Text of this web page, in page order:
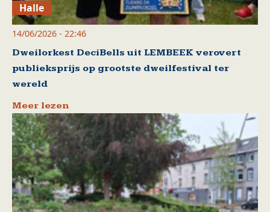
Halle
14/06/2026 - 22:46
Dweilorkest DeciBells uit LEMBEEK verovert
publieksprijs op grootste dweilfestival ter
wereld
Meer lezen